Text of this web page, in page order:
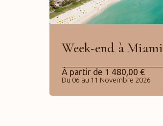
Week-end à Miami
À partir de 1 480,00 €
Du 06 au 11 Novembre 2026